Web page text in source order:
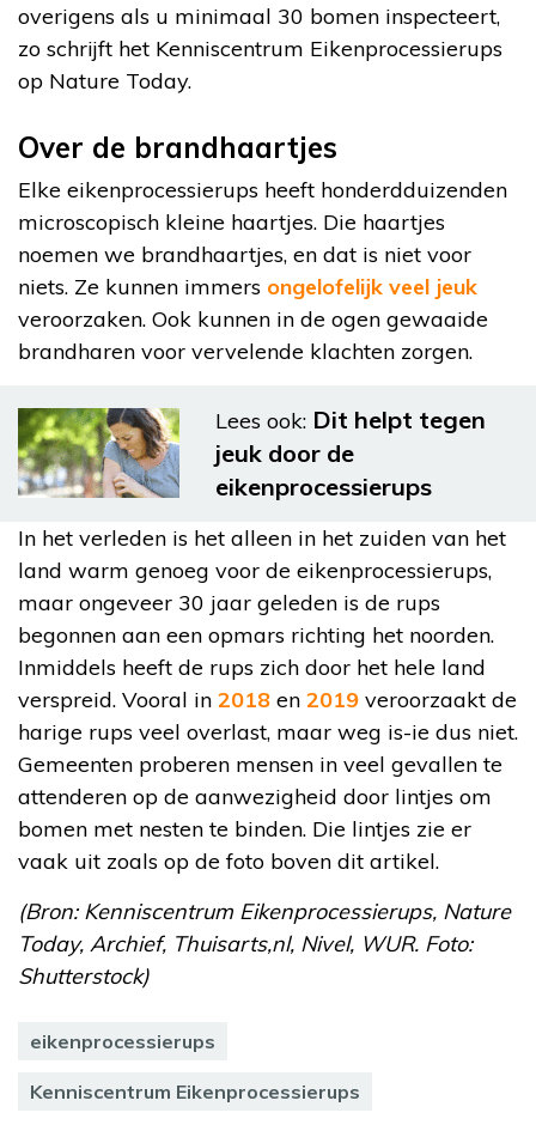
overigens als u minimaal 30 bomen inspecteert,
zo schrijft het Kenniscentrum Eikenprocessierups
op Nature Today.
Over de brandhaartjes
Elke eikenprocessierups heeft honderdduizenden
microscopisch kleine haartjes. Die haartjes
noemen we brandhaartjes, en dat is niet voor
niets. Ze kunnen immers ongelofelijk veel jeuk
veroorzaken. Ook kunnen in de ogen gewaaide
brandharen voor vervelende klachten zorgen.
Lees ook: Dit helpt tegen
jeuk door de
eikenprocessierups
In het verleden is het alleen in het zuiden van het
land warm genoeg voor de eikenprocessierups,
maar ongeveer 30 jaar geleden is de rups
begonnen aan een opmars richting het noorden.
Inmiddels heeft de rups zich door het hele land
verspreid. Vooral in 2018 en 2019 veroorzaakt de
harige rups veel overlast, maar weg is-ie dus niet.
Gemeenten proberen mensen in veel gevallen te
attenderen op de aanwezigheid door lintjes om
bomen met nesten te binden. Die lintjes zie er
vaak uit zoals op de foto boven dit artikel.
(Bron: Kenniscentrum Eikenprocessierups, Nature
Today, Archief, Thuisarts,nl, Nivel, WUR. Foto:
Shutterstock)
eikenprocessierups
Kenniscentrum Eikenprocessierups